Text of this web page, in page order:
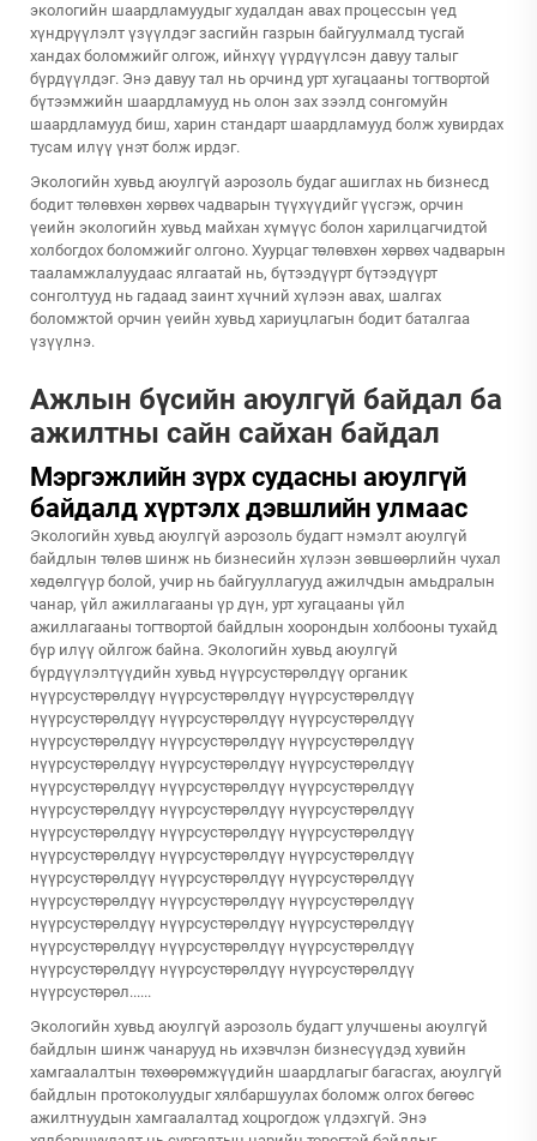
экологийн шаардламуудыг худалдан авах процессын үед
хүндрүүлэлт үзүүлдэг засгийн газрын байгуулмалд тусгай
хандах боломжийг олгож, ийнхүү үүрдүүлсэн давуу талыг
бүрдүүлдэг. Энэ давуу тал нь орчинд урт хугацааны тогтвортой
бүтээмжийн шаардламууд нь олон зах зээлд сонгомуйн
шаардламууд биш, харин стандарт шаардламууд болж хувирдах
тусам илүү үнэт болж ирдэг.
Экологийн хувьд аюулгүй аэрозоль будаг ашиглах нь бизнесд
бодит төлөвхөн хөрвөх чадварын түүхүүдийг үүсгэж, орчин
үеийн экологийн хувьд майхан хүмүүс болон харилцагчидтой
холбогдох боломжийг олгоно. Хуурцаг төлөвхөн хөрвөх чадварын
тааламжлалуудаас ялгаатай нь, бүтээдүүрт бүтээдүүрт
сонголтууд нь гадаад заинт хүчний хүлээн авах, шалгах
боломжтой орчин үеийн хувьд хариуцлагын бодит баталгаа
үзүүлнэ.
Ажлын бүсийн аюулгүй байдал ба
ажилтны сайн сайхан байдал
Мэргэжлийн зүрх судасны аюулгүй
байдалд хүртэлх дэвшлийн улмаас
Экологийн хувьд аюулгүй аэрозоль будагт нэмэлт аюулгүй
байдлын төлөв шинж нь бизнесийн хүлээн зөвшөөрлийн чухал
хөдөлгүүр болой, учир нь байгууллагууд ажилчдын амьдралын
чанар, үйл ажиллагааны үр дүн, урт хугацааны үйл
ажиллагааны тогтвортой байдлын хоорондын холбооны тухайд
бүр илүү ойлгож байна. Экологийн хувьд аюулгүй
бүрдүүлэлтүүдийн хувьд нүүрсустөрөлдүү органик
нүүрсустөрөлдүү нүүрсустөрөлдүү нүүрсустөрөлдүү
нүүрсустөрөлдүү нүүрсустөрөлдүү нүүрсустөрөлдүү
нүүрсустөрөлдүү нүүрсустөрөлдүү нүүрсустөрөлдүү
нүүрсустөрөлдүү нүүрсустөрөлдүү нүүрсустөрөлдүү
нүүрсустөрөлдүү нүүрсустөрөлдүү нүүрсустөрөлдүү
нүүрсустөрөлдүү нүүрсустөрөлдүү нүүрсустөрөлдүү
нүүрсустөрөлдүү нүүрсустөрөлдүү нүүрсустөрөлдүү
нүүрсустөрөлдүү нүүрсустөрөлдүү нүүрсустөрөлдүү
нүүрсустөрөлдүү нүүрсустөрөлдүү нүүрсустөрөлдүү
нүүрсустөрөлдүү нүүрсустөрөлдүү нүүрсустөрөлдүү
нүүрсустөрөлдүү нүүрсустөрөлдүү нүүрсустөрөлдүү
нүүрсустөрөлдүү нүүрсустөрөлдүү нүүрсустөрөлдүү
нүүрсустөрөлдүү нүүрсустөрөлдүү нүүрсустөрөлдүү
нүүрсустөрөл......
Экологийн хувьд аюулгүй аэрозоль будагт улучшены аюулгүй
байдлын шинж чанарууд нь ихэвчлэн бизнесүүдэд хувийн
хамгаалалтын төхөөрөмжүүдийн шаардлагыг багасгах, аюулгүй
байдлын протоколуудыг хялбаршуулах боломж олгох бөгөөс
ажилтнуудын хамгаалалтад хоцрогдож үлдэхгүй. Энэ